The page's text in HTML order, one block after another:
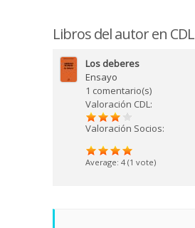
Libros del autor en CDL
Los deberes
Ensayo
1 comentario(s)
Valoración CDL:
Valoración Socios:
Average: 4 (1 vote)